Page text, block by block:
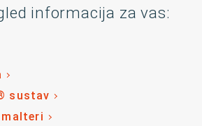
informacija za vas:
sustav
malteri